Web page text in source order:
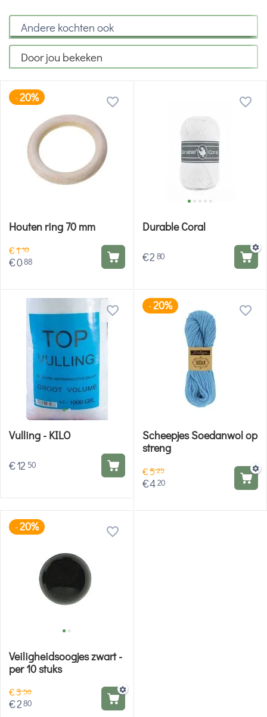
Andere kochten ook
Door jou bekeken
-20%
Houten ring 70 mm
€110
€088
Durable Coral
€2 80
Vulling - KILO
€12 50
-20%
Scheepjes Soedanwol op
streng
€525
€420
-20%
Veiligheidsoogjes zwart -
per 10 stuks
€350
€280